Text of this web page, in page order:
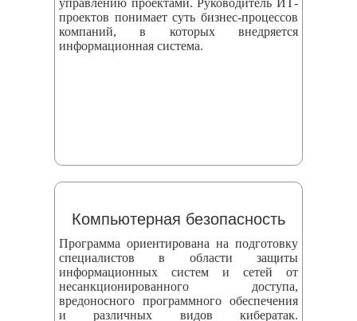
управлению проектами. Руководитель ИТ-
проектов понимает суть бизнес-процессов
компаний, в которых внедряется
информационная система.
Компьютерная безопасность
Программа ориентирована на подготовку
специалистов в области защиты
информационных систем и сетей от
несанкционированного доступа,
вредоносного программного обеспечения
и различных видов кибератак.